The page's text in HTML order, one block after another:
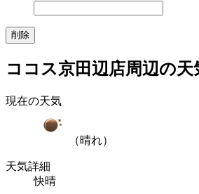
ココス京田辺店周辺の天
現在の天気
（晴れ）
天気詳細
快晴